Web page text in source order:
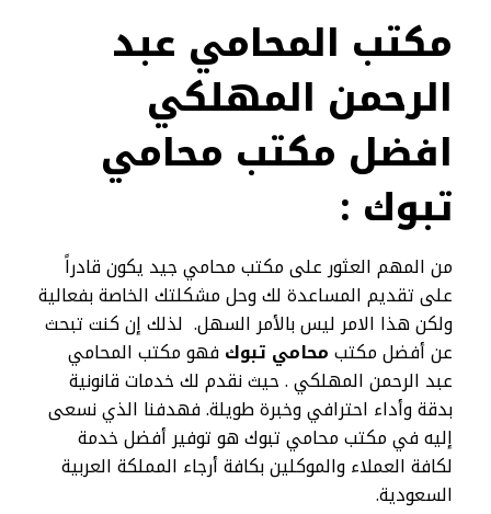
مكتب المحامي عبد
الرحمن المهلكي
افضل مكتب محامي
تبوك :
من المهم العثور على مكتب محامي جيد يكون قادراً
على تقديم المساعدة لك وحل مشكلتك الخاصة بفعالية
ولكن هذا الامر ليس بالأمر السهل. لذلك إن كنت تبحث
عن أفضل مكتبمحامي تبوكفهو مكتب المحامي
عبد الرحمن المهلكي . حيث نقدم لك خدمات قانونية
بدقة وأداء احترافي وخبرة طويلة. فهدفنا الذي نسعى
إليه في مكتب محامي تبوك هو توفير أفضل خدمة
لكافة العملاء والموكلين بكافة أرجاء المملكة العربية
السعودية.